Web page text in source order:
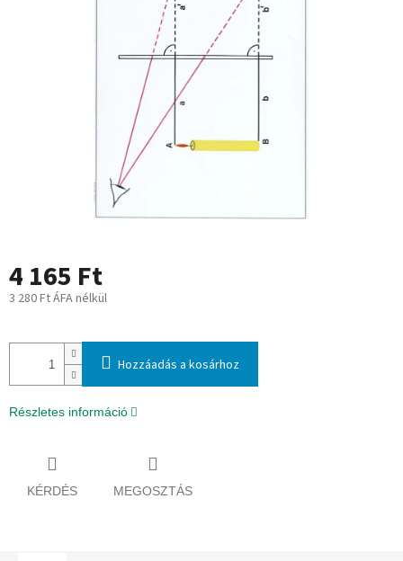
4 165 Ft
3 280 Ft ÁFA nélkül
Hozzáadás a kosárhoz
Részletes információ
KÉRDÉS MEGOSZTÁS